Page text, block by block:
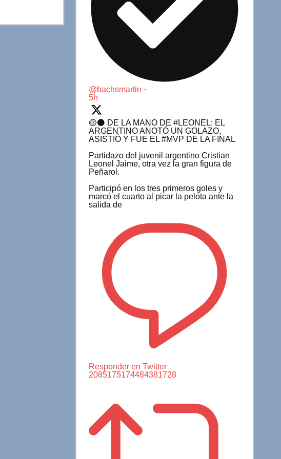
@bachsmartin ·
5h
🟡⚫️ DE LA MANO DE #LEONEL: EL
ARGENTINO ANOTÓ UN GOLAZO,
ASISTIÓ Y FUE EL #MVP DE LA FINAL
Partidazo del juvenil argentino Cristian
Leonel Jaime, otra vez la gran figura de
Peñarol.
Participó en los tres primeros goles y
marcó el cuarto al picar la pelota ante la
salida de
Responder en Twitter
2085175174484381728